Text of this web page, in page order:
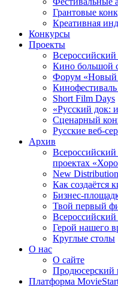
Грантовые
Креативная
Конкурсы
Проекты
Кино большой
Форум «Новый
Short Film Days
«Русский док:
Сценарный
Русские веб-
Архив
проектах
New Distribution
Как создаётся
Бизнес-
Твой первый
Герой нашего
Круглые столы
О нас
О сайте
Продюсерский
Платформа